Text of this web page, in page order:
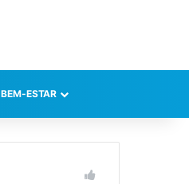
BEM-ESTAR